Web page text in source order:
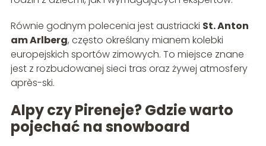
Równie godnym polecenia jest austriacki St. Anton
am Arlberg, często określany mianem kolebki
europejskich sportów zimowych. To miejsce znane
jest z rozbudowanej sieci tras oraz żywej atmosfery
après-ski.
Alpy czy Pireneje? Gdzie warto
pojechać na snowboard